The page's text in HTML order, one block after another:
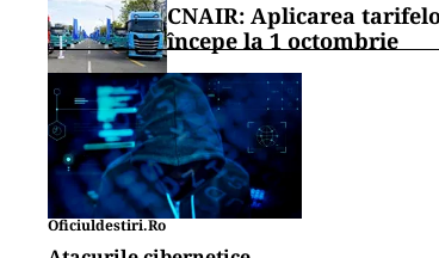
CNAIR: Aplicarea
începe la 1 octombrie
Oficiuldestiri.ro